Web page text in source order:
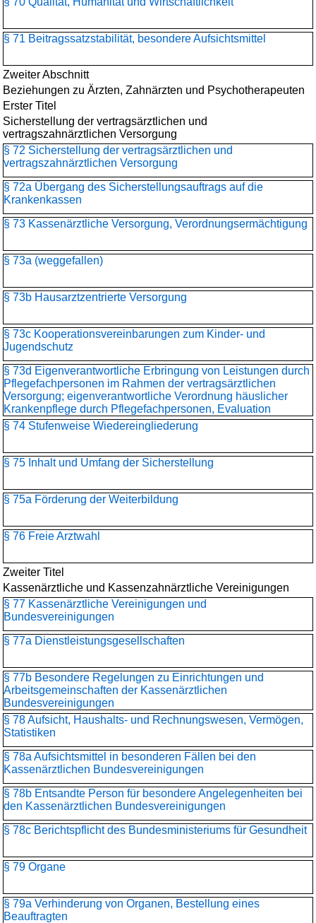
§ 71 Beitragssatzstabilität, besondere Aufsichtsmittel
Zweiter Abschnitt
Beziehungen zu Ärzten, Zahnärzten und Psychotherapeuten
Erster Titel
Sicherstellung der vertragsärztlichen und
vertragszahnärztlichen Versorgung
§ 72 Sicherstellung der vertragsärztlichen und
vertragszahnärztlichen Versorgung
§ 72a Übergang des Sicherstellungsauftrags auf die
Krankenkassen
§ 73 Kassenärztliche Versorgung, Verordnungsermächtigung
§ 73a (weggefallen)
§ 73b Hausarztzentrierte Versorgung
§ 73c Kooperationsvereinbarungen zum Kinder- und
Jugendschutz
§ 73d Eigenverantwortliche Erbringung von Leistungen durch
Pflegefachpersonen im Rahmen der vertragsärztlichen
Versorgung; eigenverantwortliche Verordnung häuslicher
Krankenpflege durch Pflegefachpersonen, Evaluation
§ 74 Stufenweise Wiedereingliederung
§ 75 Inhalt und Umfang der Sicherstellung
§ 75a Förderung der Weiterbildung
§ 76 Freie Arztwahl
Zweiter Titel
Kassenärztliche und Kassenzahnärztliche Vereinigungen
§ 77 Kassenärztliche Vereinigungen und
Bundesvereinigungen
§ 77a Dienstleistungsgesellschaften
§ 77b Besondere Regelungen zu Einrichtungen und
Arbeitsgemeinschaften der Kassenärztlichen
Bundesvereinigungen
§ 78 Aufsicht, Haushalts- und Rechnungswesen, Vermögen,
Statistiken
§ 78a Aufsichtsmittel in besonderen Fällen bei den
Kassenärztlichen Bundesvereinigungen
§ 78b Entsandte Person für besondere Angelegenheiten bei
den Kassenärztlichen Bundesvereinigungen
§ 78c Berichtspflicht des Bundesministeriums für Gesundheit
§ 79 Organe
§ 79a Verhinderung von Organen, Bestellung eines
Beauftragten